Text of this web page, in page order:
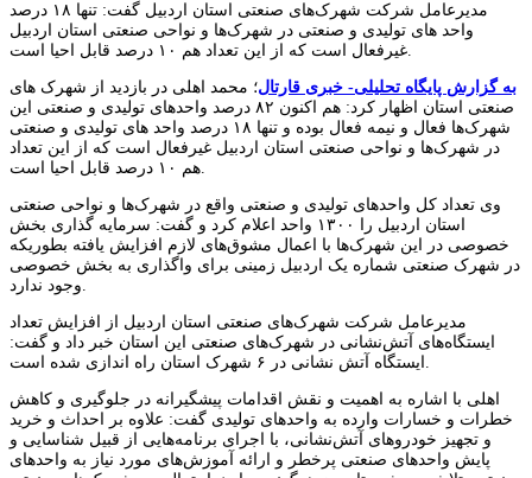
مدیرعامل شرکت شهرک‌های صنعتی استان اردبیل گفت: تنها ۱۸ درصد
واحد های تولیدی و صنعتی در شهرک‌ها و نواحی صنعتی استان اردبیل
غیرفعال است که از این تعداد هم ۱۰ درصد قابل احیا است.
به گزارش پایگاه تحلیلی- خبری قارتال؛ محمد اهلی در بازدید از شهرک های
صنعتی استان اظهار کرد: هم اکنون ۸۲ درصد واحدهای تولیدی و صنعتی این
شهرک‌ها فعال و نیمه فعال بوده و تنها ۱۸ درصد واحد های تولیدی و صنعتی
در شهرک‌ها و نواحی صنعتی استان اردبیل غیرفعال است که از این تعداد
هم ۱۰ درصد قابل احیا است.
وی تعداد کل واحدهای تولیدی و صنعتی واقع در شهرک‌ها و نواحی صنعتی
استان اردبیل را ۱۳۰۰ واحد اعلام کرد و گفت: سرمایه گذاری بخش
خصوصی در این شهرک‌ها با اعمال مشوق‌های لازم افزایش یافته بطوریکه
در شهرک صنعتی شماره یک اردبیل زمینی برای واگذاری به بخش خصوصی
وجود ندارد.
مدیرعامل شرکت شهرک‌های صنعتی استان اردبیل از افزایش تعداد
ایستگاه‌های آتش‌نشانی در شهرک‌های صنعتی این استان خبر داد و گفت:
ایستگاه آتش نشانی در ۶ شهرک استان راه اندازی شده است.
اهلی با اشاره به اهمیت و نقش اقدامات پیشگیرانه در جلوگیری و کاهش
خطرات و خسارات وارده به واحدهای تولیدی گفت: علاوه بر احداث و خرید
و تجهیز خودروهای آتش‌نشانی، با اجرای برنامه‌هایی از قبیل شناسایی و
پایش واحدهای صنعتی پرخطر و ارائه آموزش‌های مورد نیاز به واحدهای